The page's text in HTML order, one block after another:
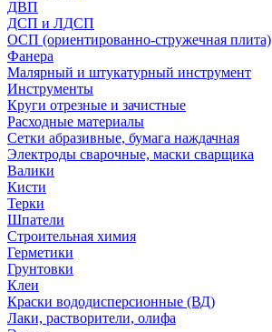
ДВП
ДСП и ЛДСП
ОСП (ориентированно-стружечная плита)
Фанера
Малярный и штукатурный инструмент
Инструменты
Круги отрезные и зачистные
Расходные материалы
Сетки абразивные, бумага наждачная
Электроды сварочные, маски сварщика
Валики
Кисти
Терки
Шпатели
Строительная химия
Герметики
Грунтовки
Клеи
Краски вододисперсионные (ВД)
Лаки, растворители, олифа